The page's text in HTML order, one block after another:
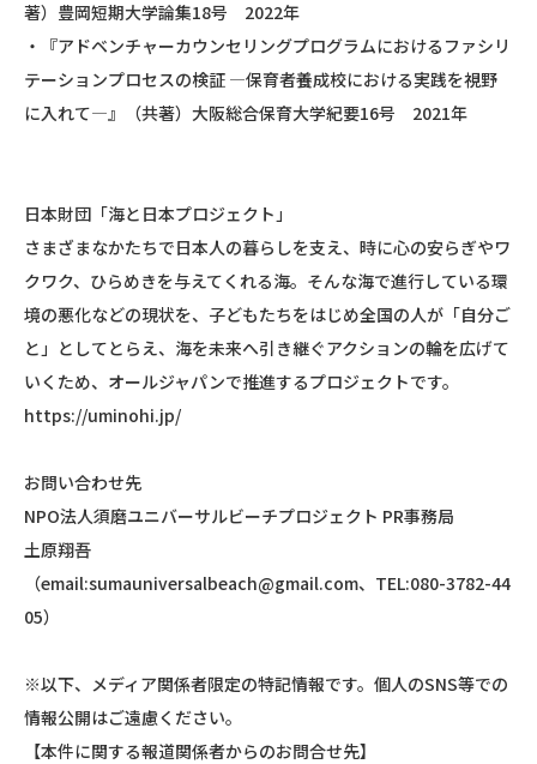
著）豊岡短期大学論集18号 2022年
・『アドベンチャーカウンセリングプログラムにおけるファシリ
テーションプロセスの検証 ―保育者養成校における実践を視野
に入れて―』（共著）大阪総合保育大学紀要16号 2021年
日本財団「海と日本プロジェクト」
さまざまなかたちで日本人の暮らしを支え、時に心の安らぎやワ
クワク、ひらめきを与えてくれる海。そんな海で進行している環
境の悪化などの現状を、子どもたちをはじめ全国の人が「自分ご
と」としてとらえ、海を未来へ引き継ぐアクションの輪を広げて
いくため、オールジャパンで推進するプロジェクトです。
https://uminohi.jp/
お問い合わせ先
NPO法人須磨ユニバーサルビーチプロジェクト PR事務局
土原翔吾
（email:sumauniversalbeach@gmail.com、TEL:080-3782-44
05）
※以下、メディア関係者限定の特記情報です。個人のSNS等での
情報公開はご遠慮ください。
【本件に関する報道関係者からのお問合せ先】